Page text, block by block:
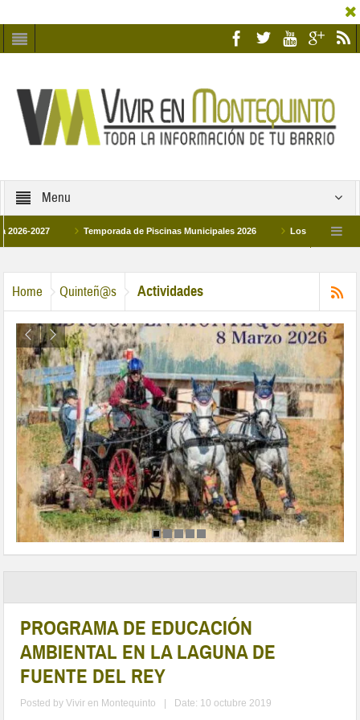
Menu
Temporada de Piscinas Municipales 2026 Los Campus de
Home Quinteñ@s Actividades
PROGRAMA DE EDUCACIÓN
AMBIENTAL EN LA LAGUNA DE
FUENTE DEL REY
Posted byVivir en Montequinto Date: 10 octubre 2019